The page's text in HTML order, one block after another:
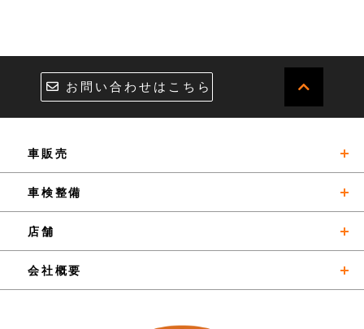
お問い合わせはこちら
車販売
新車販売
中古車販売
車買取
車検整備
お得な情報
おすすめメニュー
店舗
イーグル西丘センター／本社
会社概要